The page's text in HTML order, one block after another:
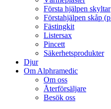
Första hjälpen skyltar
Förstahjälpen skåp
Fästingkit
Listersax
Pincett
Säkerhetsprodukter
Djur
Om Alphramedic
Om oss
Återförsäljare
Besök oss